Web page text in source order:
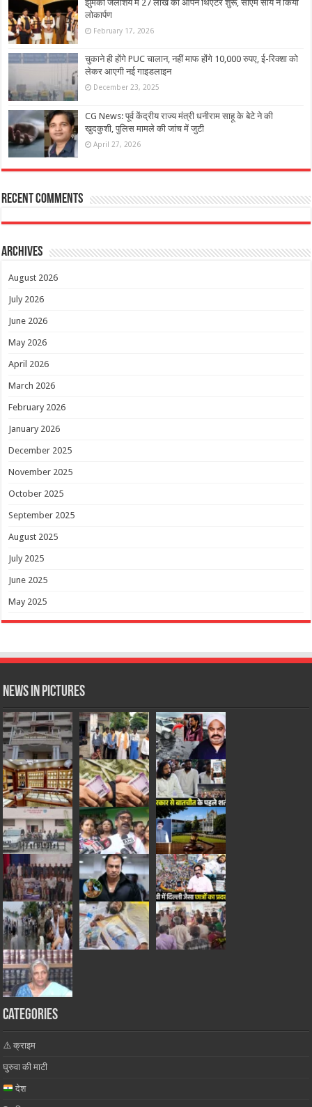
झुमका जलाशय में 27 लाख का ओपन थिएटर शुरू, सीएम साय ने किया
लोकार्पण
February 17, 2026
चुकाने ही होंगे PUC चालान, नहीं माफ होंगे 10,000 रुपए, ई-रिक्शा को
लेकर आएगी नई गाइडलाइन
December 23, 2025
CG News: पूर्व केंद्रीय राज्य मंत्री धनीराम साहू के बेटे ने की
खुदकुशी, पुलिस मामले की जांच में जुटी
April 27, 2026
Recent Comments
Archives
August 2026
July 2026
June 2026
May 2026
April 2026
March 2026
February 2026
January 2026
December 2025
November 2025
October 2025
September 2025
August 2025
July 2025
June 2025
May 2025
News in Pictures
Categories
⚠️ क्राइम
घुरुवा की माटी
देश